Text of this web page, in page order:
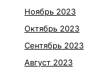
Ноябрь 2023
Октябрь 2023
Сентябрь 2023
Август 2023